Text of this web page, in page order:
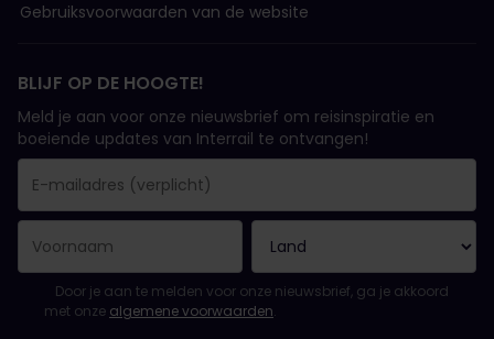
Gebruiksvoorwaarden van de website
BLIJF OP DE HOOGTE!
Meld je aan voor onze nieuwsbrief om reisinspiratie en
boeiende updates van Interrail te ontvangen!
Je inschrijving is gelukt..
E-mailadres is een verplicht veld!
E-mailadres is ongeldig!
Fout bij het abonneren op de nieuwsbrief. Probeer het later
Je hebt je al geabonneerd op deze nieuwsbrief!
Ga akkoord met de algemene voorwaarden om je in te
Door je aan te melden voor onze nieuwsbrief, ga je akkoord
met onze algemene voorwaarden.